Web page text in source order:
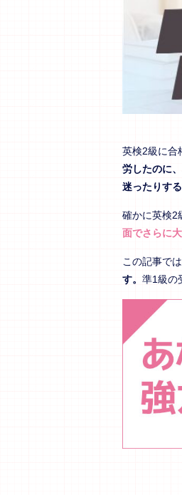
英検2級に合
労したのに
迷ったりす
確かに英検2
面でさらに
この記事では
す。 準1級の